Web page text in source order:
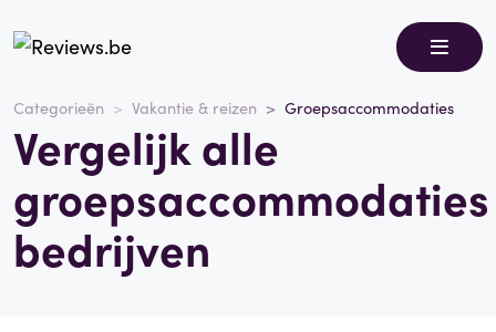
Categorieën Vakantie & reizen Groepsaccommodaties
Vergelijk alle
groepsaccommodaties
bedrijven